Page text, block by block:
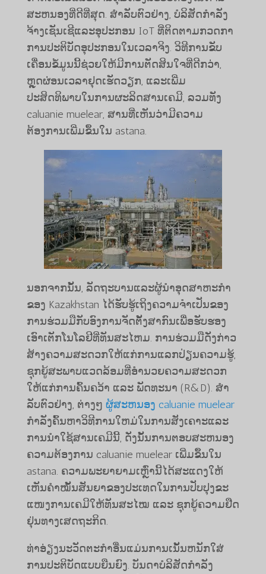
ສະຫນອງທີ່ດີທີ່ສຸດ. ສໍາລັບຕົວຢ່າງ, ບໍລິສັດກໍາລັງ
ຈ້າງເຊັນເຊີແລະອຸປະກອນ IoT ທີ່ຕິດຕາມກວດກາ
ການປະຕິບັດອຸປະກອນໃນເວລາຈິງ. ວິທີການຂັບ
ເຄື່ອນຂໍ້ມູນນີ້ຊ່ວຍໃຫ້ມີການຕັດສິນໃຈທີ່ດີກວ່າ,
ຫຼຸດຜ່ອນເວລາຢຸດເຮັດວຽກ, ແລະເພີ່ມ
ປະສິດທິພາບໃນການຜະລິດສານເຄມີ, ລວມທັງ
caluanie muelear, ສານທີ່ເຫັນວ່າມີຄວາມ
ຕ້ອງການເພີ່ມຂຶ້ນໃນ astana.
ນອກຈາກນັ້ນ, ລັດຖະບານແລະຜູ້ນໍາອຸດສາຫະກໍາ
ຂອງ Kazakhstan ໄດ້ຮັບຮູ້ເຖິງຄວາມຈໍາເປັນຂອງ
ການຮ່ວມມືກັບອົງການຈັດຕັ້ງສາກົນເພື່ອຮັບຮອງ
ເອົາເຕັກໂນໂລຢີທີ່ທັນສະໄຫມ. ການ​ຮ່ວມ​ມື​ດັ່ງກ່າວ​
ສ້າງ​ຄວາມ​ສະດວກ​ໃຫ້​ແກ່​ການ​ແລກປ່ຽນ​ຄວາມ​ຮູ້,
ຊຸກຍູ້​ສະພາບ​ແວດ​ລ້ອມ​ທີ່​ອຳນວຍ​ຄວາມ​ສະດວກ​
ໃຫ້​ແກ່​ການ​ຄົ້ນຄວ້າ ​ແລະ ພັດທະນາ (R&D). ສໍາ
ລັບຕົວຢ່າງ, ຕ່າງໆ ຜູ້ສະຫນອງ caluanie muelear
ກໍາລັງຄົ້ນຫາວິທີການໃຫມ່ໃນການສັງເຄາະແລະ
ການນໍາໃຊ້ສານເຄມີນີ້, ດັ່ງນັ້ນການຕອບສະຫນອງ
ຄວາມຕ້ອງການ caluanie muelear ເພີ່ມຂຶ້ນໃນ
astana. ຄວາມ​ພະ​ຍາ​ຍາມ​ເຫຼົ່າ​ນີ້​ໄດ້​ສະ​ແດງ​ໃຫ້​
ເຫັນ​ຄຳ​ໝັ້ນ​ສັນ​ຍາ​ຂອງ​ປະ​ເທດ​ໃນ​ການ​ປັບ​ປຸງ​ຂະ​
ແໜງ​ການ​ເຄ​ມີ​ໃຫ້​ທັນ​ສະ​ໄໝ ແລະ ຊຸກ​ຍູ້​ຄວາມ​ຢືດ​
ຢຸ່ນ​ທາງ​ເສດ​ຖະ​ກິດ.
ທ່າອ່ຽງນະວັດຕະກໍາອື່ນແມ່ນການເນັ້ນຫນັກໃສ່
ການປະຕິບັດແບບຍືນຍົງ. ບັນດາບໍລິສັດກຳລັງ